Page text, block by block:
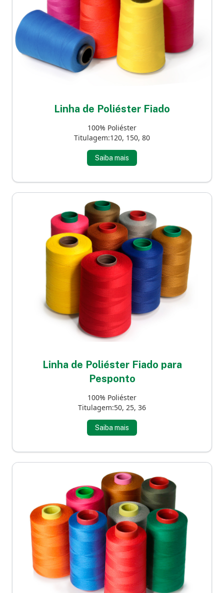
Linha de Poliéster Fiado
100% Poliéster
Titulagem:120, 150, 80
Saiba mais
Linha de Poliéster Fiado para
Pesponto
100% Poliéster
Titulagem:50, 25, 36
Saiba mais